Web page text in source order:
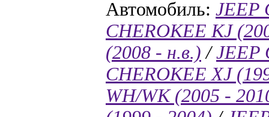
Автомобиль: JEEP
CHEROKEE KJ
(2008 - н.в.) /JEEP
CHEROKEE XJ
WH/WK (2005 -